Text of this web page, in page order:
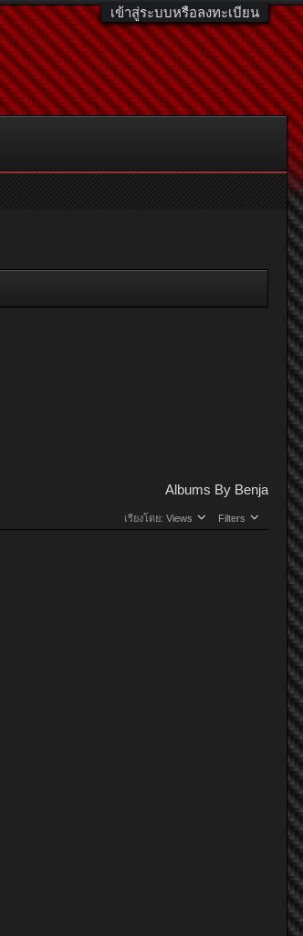
เข้าสู่ระบบหรือลงทะเบียน
Albums By Benja
เรียงโดย: Views Filters